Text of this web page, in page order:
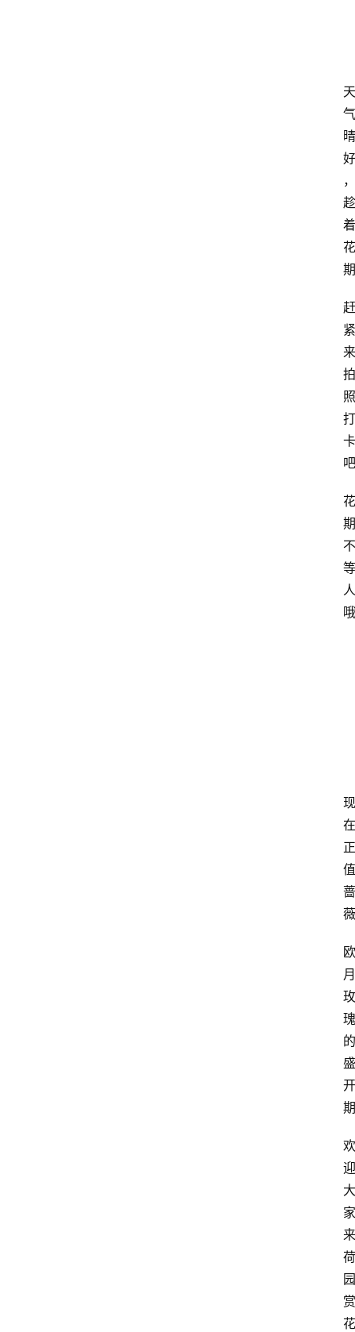
天
气
晴
好
，
趁
着
花
期
赶
紧
来
拍
照
打
卡
吧
花
期
不
等
人
哦
现
在
正
值
蔷
薇
欧
月
玫
瑰
的
盛
开
期
欢
迎
大
家
来
荷
园
赏
花